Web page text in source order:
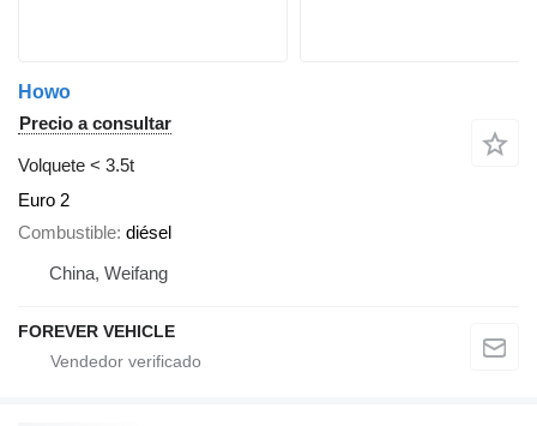
Howo
Precio a consultar
Volquete < 3.5t
Euro 2
Combustible diésel
China, Weifang
FOREVER VEHICLE